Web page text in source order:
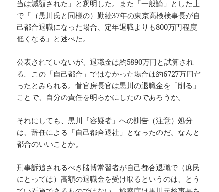
当は減額された」と釈明した。また「一般論」とした上
で「（黒川氏と同様の）勤続37年の東京高検検事長が自
己都合退職になった場合、定年退職よりも800万円程度
低くなる」と述べた。
公表されていないが、退職金は約5890万円と試算され
る。この「自己都合」ではなかった場合は約6727万円だ
ったとみられる。菅官房長官は黒川の退職金を「削る」
ことで、自分の責任を明らかにしたのであろうか。
それにしても、黒川「容疑者」への訓告（注意）処分
は、辞任による「自己都合退社」となったのだ。なんと
都合のいいことか。
刑事訴追されるべき賭博常習者が自己都合退職で（庶民
にとっては）高額の退職金を受け取るというのは、とう